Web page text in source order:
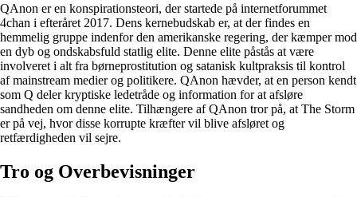
QAnon er en konspirationsteori, der startede på internetforummet
4chan i efteråret 2017. Dens kernebudskab er, at der findes en
hemmelig gruppe indenfor den amerikanske regering, der kæmper mod
en dyb og ondskabsfuld statlig elite. Denne elite påstås at være
involveret i alt fra børneprostitution og satanisk kultpraksis til kontrol
af mainstream medier og politikere. QAnon hævder, at en person kendt
som Q deler kryptiske ledetråde og information for at afsløre
sandheden om denne elite. Tilhængere af QAnon tror på, at The Storm
er på vej, hvor disse korrupte kræfter vil blive afsløret og
retfærdigheden vil sejre.
Tro og Overbevisninger